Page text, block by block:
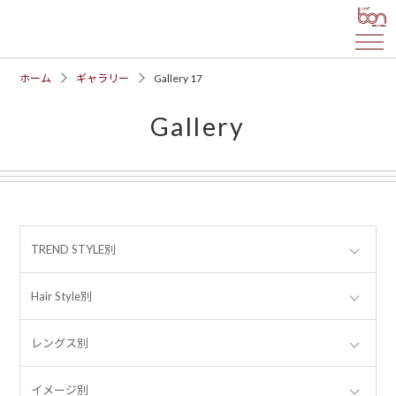
ホーム ギャラリー Gallery 17
Gallery
TREND STYLE別
Hair Style別
レングス別
イメージ別